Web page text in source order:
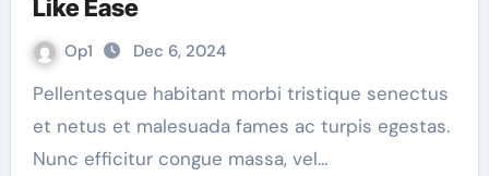
Like Ease
Op1 Dec 6, 2024
Pellentesque habitant morbi tristique senectus
et netus et malesuada fames ac turpis egestas.
Nunc efficitur congue massa, vel…